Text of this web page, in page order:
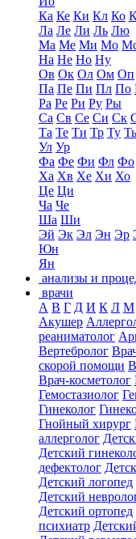
Ка Ке Ки Кл Ко
Ла Ле Ли Ль Лю
Ма Ме Ми Мо
На Не Но Ну
Ов Ок Ол Ом Оп
Па Пе Пи Пл По
Ра Ре Ри Ру Ры
Са Св Се Си Ск
Та Те Ти Тр Ту
Ул Ур
Фа Фе Фи Фл Фо
Ха Хв Хе Хи Хо
Це Ци
Ча Че
Ша Ши
Эй Эк Эл Эн Эр
Юн
Ян
анализы и
врачи
А В Г Д И К Л М
Акушер
реаниматолог
Вертебролог
скорой помощи
Врач-косметолог
Гемостазиолог
Гинеколог
Гнойный хирург
аллерголог
Детский
дефектолог
Детский логопед
Детский
Детский ортопед
психиатр